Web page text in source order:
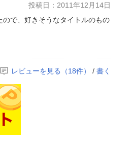
投稿日：2011年12月14日
で、好きそうなタイトルのもの
レビューを見る（18件） / 書く